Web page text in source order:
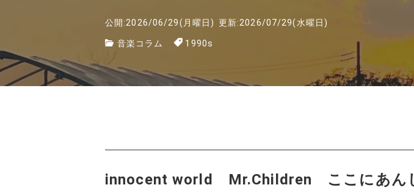
公開:2026/06/29(月曜日) 更新:2026/07/29(水曜日)
音楽コラム
1990s
innocent world Mr.Children ここにあんじ